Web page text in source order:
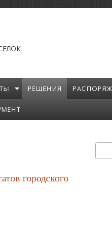
РЕШЕНИЯ
городского